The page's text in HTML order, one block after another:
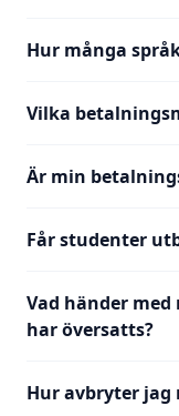
Hur många
Vilka
Är min
Får studenter
Vad händer
har översatts?
Hur avbryter